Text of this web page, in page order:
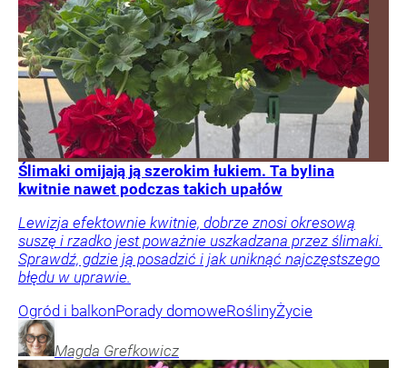
Ślimaki omijają ją szerokim łukiem. Ta bylina
kwitnie nawet podczas takich upałów
Lewizja efektownie kwitnie, dobrze znosi okresową
suszę i rzadko jest poważnie uszkadzana przez ślimaki.
Sprawdź, gdzie ją posadzić i jak uniknąć najczęstszego
błędu w uprawie.
Ogród i balkonPorady domoweRoślinyŻycie
Magda Grefkowicz